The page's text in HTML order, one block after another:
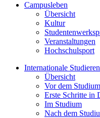
Campusleben
Übersicht
Kultur
Veranstaltungen
Hochschulsport
Internationale
Übersicht
Vor dem Studium
Erste Schritte in
Im Studium
Nach dem